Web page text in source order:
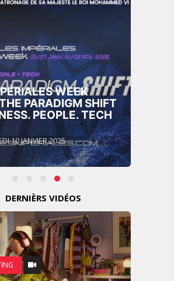
GITEX AFRICA
2024
MERCREDI 15 MAI 2024
DERNIÈRS VIDÉOS
MARKETING